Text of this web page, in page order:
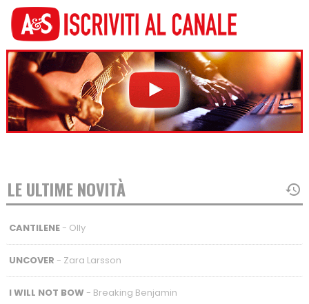
LE ULTIME NOVITÀ
CANTILENE- Olly
UNCOVER - Zara Larsson
I WILL NOT BOW - Breaking Benjamin